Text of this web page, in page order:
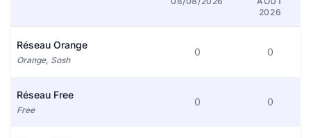
2026
Réseau Orange
Orange, Sosh
0 0
Réseau Free
Free
0 0